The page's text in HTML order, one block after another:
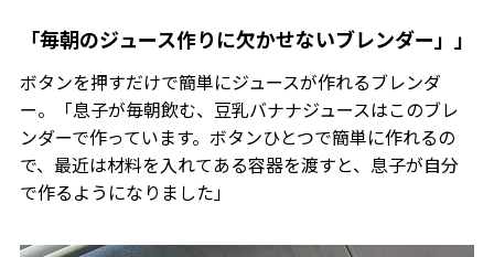
「毎朝のジュース作りに欠かせないブレンダー」」
ボタンを押すだけで簡単にジュースが作れるブレンダ
ー。「息子が毎朝飲む、豆乳バナナジュースはこのブレ
ンダーで作っています。ボタンひとつで簡単に作れるの
で、最近は材料を入れてある容器を渡すと、息子が自分
で作るようになりました」